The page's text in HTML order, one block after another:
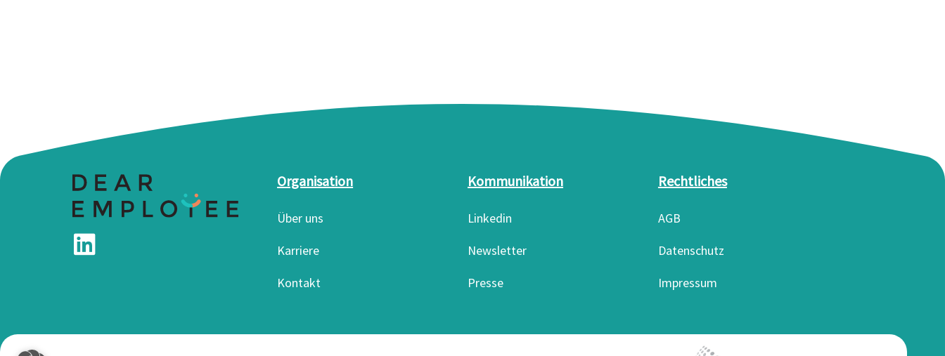
Organisation
Über uns
Karriere
Kontakt
Kommunikation
Linkedin
Newsletter
Presse
Rechtliches
AGB
Datenschutz
Impressum